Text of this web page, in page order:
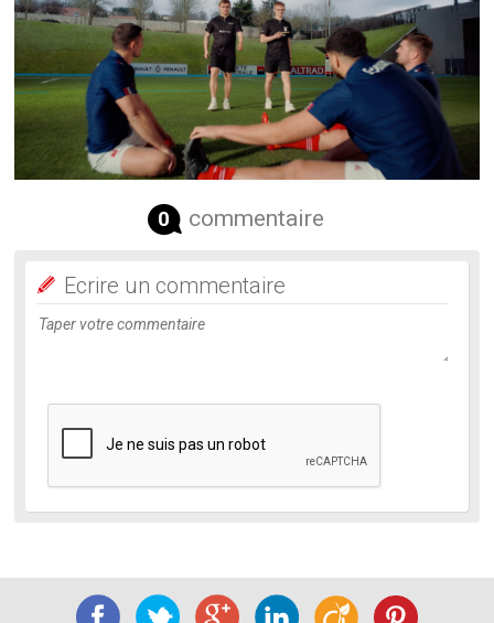
0 commentaire
Ecrire un commentaire